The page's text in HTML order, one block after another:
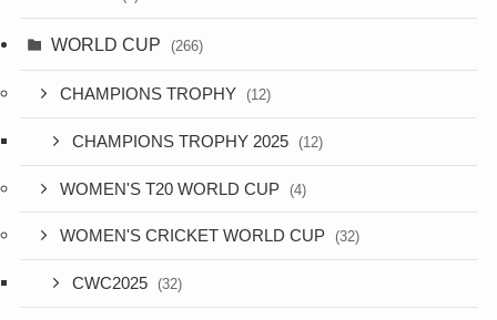
WORLD CUP (266)
CHAMPIONS TROPHY (12)
CHAMPIONS TROPHY 2025 (12)
WOMEN'S T20 WORLD CUP (4)
WOMEN'S CRICKET WORLD CUP (32)
CWC2025 (32)